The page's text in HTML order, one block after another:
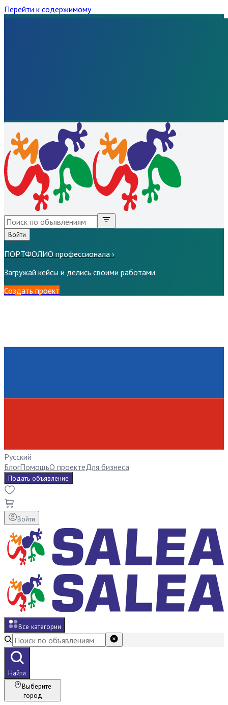
Перейти к содержимому
Войти
ПОРТФОЛИО профессионала ›
Загружай кейсы и делись своими работами
Создать проект
Русский
БлогПомощьО проектеДля бизнеса
Подать объявление
Войти
Все категории
Найти
Выберите
город